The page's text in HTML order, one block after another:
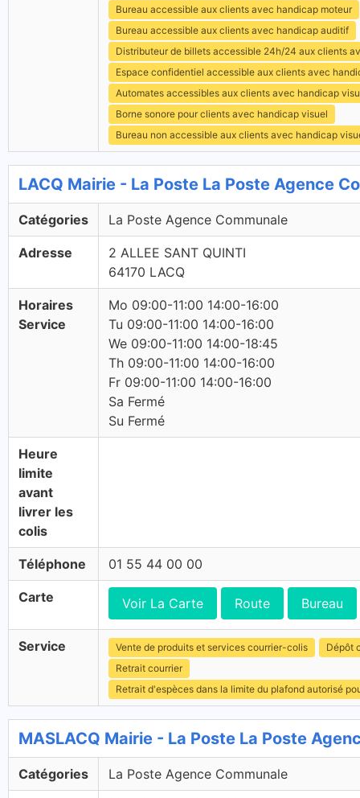
Bureau accessible aux clients avec handicap moteur
Bureau accessible aux clients avec handicap auditif
Distributeur de billets accessible 24h/24 aux clients
Espace confidentiel accessible aux clients avec
Automates accessibles aux clients avec handicap
Borne sonore pour clients avec handicap visuel
Bureau non accessible aux clients avec handicap
LACQ Mairie - La Poste La Poste Agence
Catégories La Poste Agence Communale
Adresse
2 ALLEE SANT QUINTI
64170 LACQ
Horaires
Service
Mo 09:00-11:00 14:00-16:00
Tu 09:00-11:00 14:00-16:00
We 09:00-11:00 14:00-18:45
Th 09:00-11:00 14:00-16:00
Fr 09:00-11:00 14:00-16:00
Sa Fermé
Su Fermé
Heure
limite
avant
livrer les
colis
Téléphone 01 55 44 00 00
Carte Voir La Carte Route Bureau
Service Vente de produits et services courrier-colis
Dépôt
Retrait courrier
Retrait d'espèces dans la limite du plafond autorisé
MASLACQ Mairie - La Poste La Poste
Catégories La Poste Agence Communale